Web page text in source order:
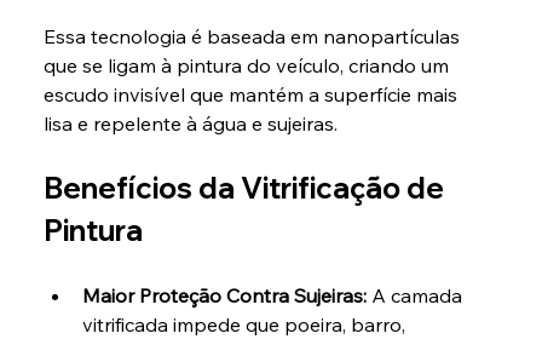
Essa tecnologia é baseada em nanopartículas
que se ligam à pintura do veículo, criando um
escudo invisível que mantém a superfície mais
lisa e repelente à água e sujeiras.
Benefícios da Vitrificação de
Pintura
Maior Proteção Contra Sujeiras: A camada
vitrificada impede que poeira, barro,